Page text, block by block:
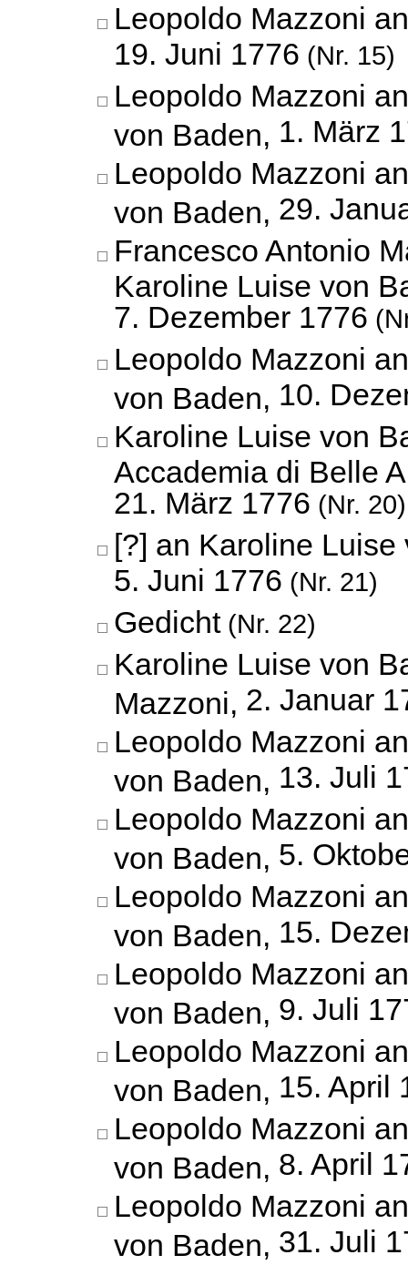
Leopoldo Mazzoni
19. Juni 1776 (Nr. 15)
Leopoldo Mazzoni
von Baden, 1. März
Leopoldo Mazzoni
von Baden, 29.
Francesco Antonio
Karoline Luise von
7. Dezember 1776
Leopoldo Mazzoni
von Baden, 10.
Karoline Luise von
Accademia di Belle
21. März 1776 (Nr. 20)
[?] an Karoline Luise
5. Juni 1776 (Nr. 21)
Gedicht(Nr. 22)
Karoline Luise von
Mazzoni, 2. Januar
Leopoldo Mazzoni
von Baden, 13. Juli
Leopoldo Mazzoni
von Baden, 5.
Leopoldo Mazzoni
von Baden, 15.
Leopoldo Mazzoni
von Baden, 9. Juli
Leopoldo Mazzoni
von Baden, 15. April
Leopoldo Mazzoni
von Baden, 8. April
Leopoldo Mazzoni
von Baden, 31. Juli